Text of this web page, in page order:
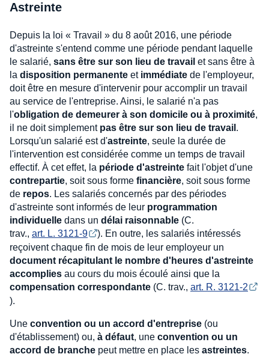
Astreinte
Depuis la loi « Travail » du 8 août 2016, une période
d'astreinte s'entend comme une période pendant laquelle
le salarié, sans être sur son lieu de travail et sans être à
la disposition permanente et immédiate de l'employeur,
doit être en mesure d'intervenir pour accomplir un travail
au service de l'entreprise. Ainsi, le salarié n'a pas
l'obligation de demeurer à son domicile ou à proximité,
il ne doit simplement pas être sur son lieu de travail .
Lorsqu'un salarié est d'astreinte, seule la durée de
l'intervention est considérée comme un temps de travail
effectif. À cet effet, la période d'astreinte fait l'objet d'une
contrepartie, soit sous forme financière, soit sous forme
de repos. Les salariés concernés par des périodes
d'astreinte sont informés de leur programmation
individuelle dans un délai raisonnable (C.
trav., art. L. 3121-9
). En outre, les salariés intéressés
reçoivent chaque fin de mois de leur employeur un
document récapitulant le nombre d'heures d'astreinte
accomplies au cours du mois écoulé ainsi que la
compensation correspondante (C. trav., art. R. 3121-2
).
Une convention ou un accord d'entreprise (ou
d'établissement) ou, à défaut, une convention ou un
accord de branche peut mettre en place les astreintes.